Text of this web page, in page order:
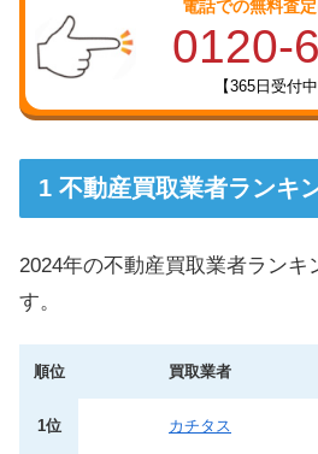
電話での無料査
0120-
【365日受付
不動産買取業者ランキ
2024年の不動産買取業者ランキ
す。
順位 買取業者
1位 カチタス